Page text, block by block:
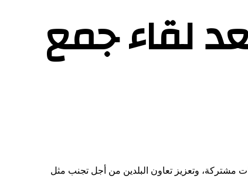
لقاء جمع
مشتركة، وتعزيز تعاون البلدين من أجل تجنب مثل